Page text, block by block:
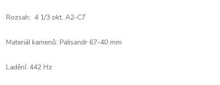
Rozsah: 4 1/3 okt. A2-C7
Materiál kamenů: Palisandr 67-40 mm
Ladění: 442 Hz